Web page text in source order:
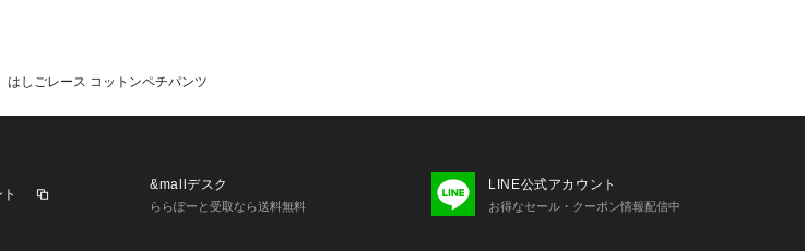
＊＊＊＊＊＊＊＊＊＊＊＊＊＊＊＊＊＊＊＊＊＊＊＊＊
＊＊＊
※照明の関係により、実際よりも色味が違って見える場
合があります。また、パソコン・スマートフォンなどの
はしごレース コットンペチパンツ
&mallデスク
ららぽーと受取なら送料無料
LINE公式アカウント
お得なセール・クーポン情報配信中